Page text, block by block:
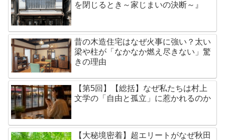
を閉じるとき～家じまいの決断～』
昔の木造住宅はなぜ火事に強い？太い
梁や柱が「なかなか燃え尽きない」驚
きの理由
【第5回】【総括】なぜ私たちは村上
文学の「自由と孤立」に惹かれるのか
【大秘境密着】超エリートがなぜ秋田